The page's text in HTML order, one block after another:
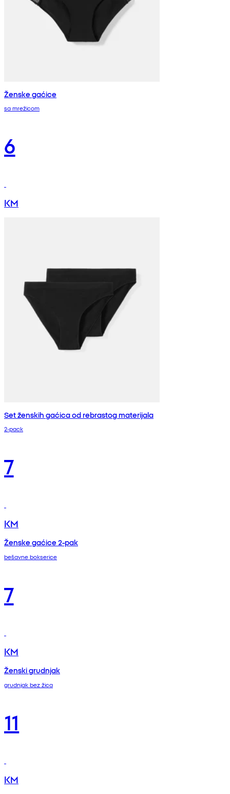
Ženske gaćice
sa mrežicom
6
KM
Set ženskih gaćica od rebrastog materijala
2-pack
7
KM
Ženske gaćice 2-pak
bešavne bokserice
7
KM
Ženski grudnjak
grudnjak bez žica
11
KM